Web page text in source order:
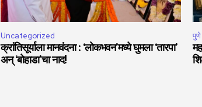
Uncategorized
क्रांतिसूर्याला मानवंदना : ‘लोकभवन’मध्ये घुमला ‘तारपा’
अन् ‘बोहाडा’चा नाद!
पुणे